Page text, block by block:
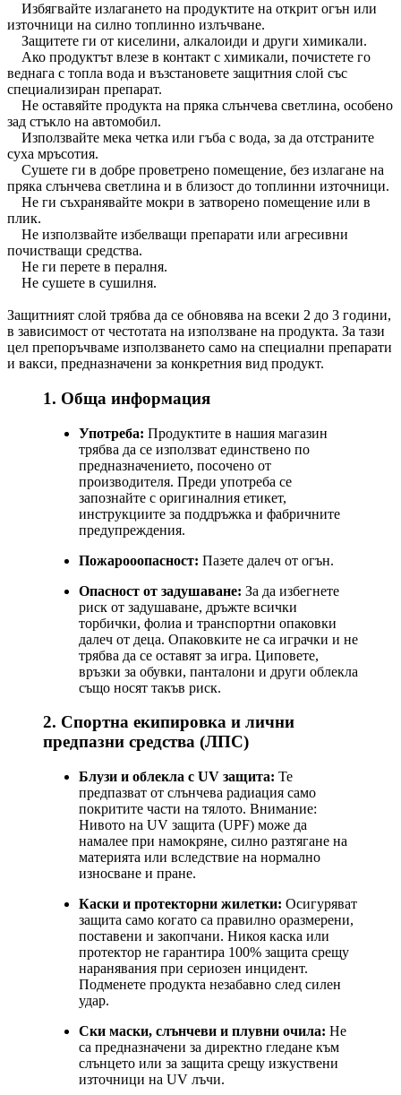
Избягвайте излагането на продуктите на открит огън или
източници на силно топлинно излъчване.
Защитете ги от киселини, алкалоиди и други химикали.
Ако продуктът влезе в контакт с химикали, почистете го
веднага с топла вода и възстановете защитния слой със
специализиран препарат.
Не оставяйте продукта на пряка слънчева светлина, особено
зад стъкло на автомобил.
Използвайте мека четка или гъба с вода, за да отстраните
суха мръсотия.
Сушете ги в добре проветрено помещение, без излагане на
пряка слънчева светлина и в близост до топлинни източници.
Не ги съхранявайте мокри в затворено помещение или в
плик.
Не използвайте избелващи препарати или агресивни
почистващи средства.
Не ги перете в пералня.
Не сушете в сушилня.
Защитният слой трябва да се обновява на всеки 2 до 3 години,
в зависимост от честотата на използване на продукта. За тази
цел препоръчваме използването само на специални препарати
и вакси, предназначени за конкретния вид продукт.
1. Обща информация
Употреба: Продуктите в нашия магазин
трябва да се използват единствено по
предназначението, посочено от
производителя. Преди употреба се
запознайте с оригиналния етикет,
инструкциите за поддръжка и фабричните
предупреждения.
Пожарооопасност: Пазете далеч от огън.
Опасност от задушаване: За да избегнете
риск от задушаване, дръжте всички
торбички, фолиа и транспортни опаковки
далеч от деца. Опаковките не са играчки и не
трябва да се оставят за игра. Циповете,
връзки за обувки, панталони и други облекла
също носят такъв риск.
2. Спортна екипировка и лични
предпазни средства (ЛПС)
Блузи и облекла с UV защита: Те
предпазват от слънчева радиация само
покритите части на тялото. Внимание:
Нивото на UV защита (UPF) може да
намалее при намокряне, силно разтягане на
материята или вследствие на нормално
износване и пране.
Каски и протекторни жилетки: Осигуряват
защита само когато са правилно оразмерени,
поставени и закопчани. Никоя каска или
протектор не гарантира 100% защита срещу
наранявания при сериозен инцидент.
Подменете продукта незабавно след силен
удар.
Ски маски, слънчеви и плувни очила: Не
са предназначени за директно гледане към
слънцето или за защита срещу изкуствени
източници на UV лъчи.